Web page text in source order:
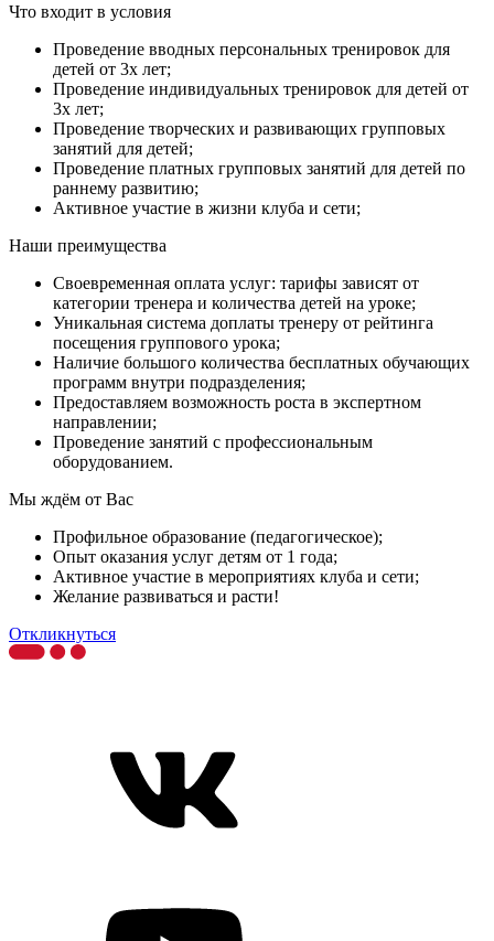
Что входит в условия
Проведение вводных персональных тренировок для
детей от 3х лет;
Проведение индивидуальных тренировок для детей от
3х лет;
Проведение творческих и развивающих групповых
занятий для детей;
Проведение платных групповых занятий для детей по
раннему развитию;
Активное участие в жизни клуба и сети;
Наши преимущества
Своевременная оплата услуг: тарифы зависят от
категории тренера и количества детей на уроке;
Уникальная система доплаты тренеру от рейтинга
посещения группового урока;
Наличие большого количества бесплатных обучающих
программ внутри подразделения;
Предоставляем возможность роста в экспертном
направлении;
Проведение занятий с профессиональным
оборудованием.
Мы ждём от Вас
Профильное образование (педагогическое);
Опыт оказания услуг детям от 1 года;
Активное участие в мероприятиях клуба и сети;
Желание развиваться и расти!
Откликнуться